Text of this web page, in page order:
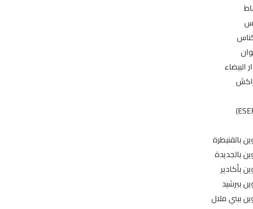
البيضاء
بالقنيطرة
بالجديدة
بأكادير
ببرشيد
ببني ملال